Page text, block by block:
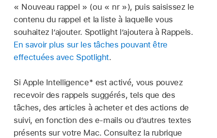
« Nouveau rappel » (ou « nr »), puis saisissez le
contenu du rappel et la liste à laquelle vous
souhaitez l’ajouter. Spotlight l’ajoutera à Rappels.
En savoir plus sur les tâches pouvant être
effectuées avec Spotlight.
Si Apple Intelligence* est activé, vous pouvez
recevoir des rappels suggérés, tels que des
tâches, des articles à acheter et des actions de
suivi, en fonction des e-mails ou d’autres textes
présents sur votre Mac. Consultez la rubrique